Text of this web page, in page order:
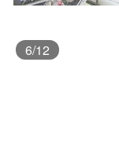
6/12